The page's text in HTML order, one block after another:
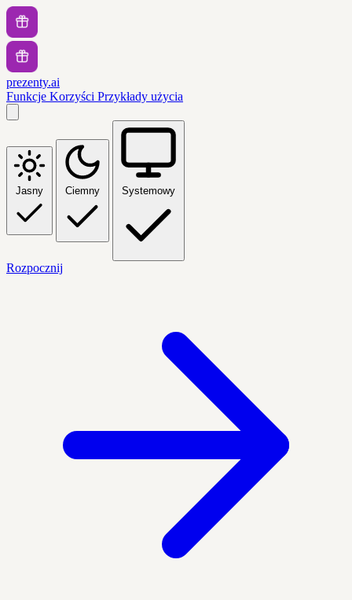
prezenty.ai
Funkcje Korzyści Przykłady użycia
Jasny Ciemny Systemowy
Rozpocznij